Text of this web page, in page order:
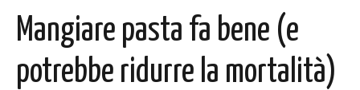
Mangiare pasta fa bene (e
potrebbe ridurre la mortalità)